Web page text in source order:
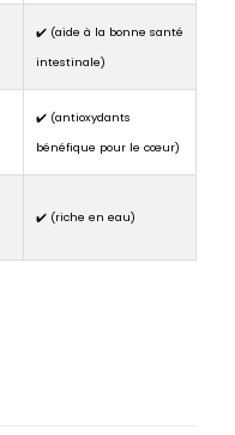
✔️ (aide à la bonne santé
intestinale)
✔️ (antioxydants
bénéfique pour le cœur)
✔️ (riche en eau)